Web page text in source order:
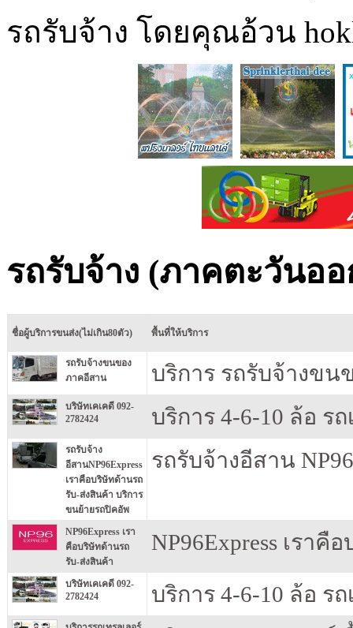
รถรับจ้าง โดยคุณอ้วน
รถรับจ้าง (ภาคตะวันออ
ชื่อผู้บริการขนส่ง(ไม่เกิน80ตัว) พื้นที่ให้บริการ
รถรับจ้างขนของ
ภาคอีสาน
บริการ รถรับจ้างขน
บริษัทเคเคดี 092-
2782424
บริการ 4-6-10 ล้อ ร
รถรับจ้าง
อีสานNP96Express
เราคือบริษัทด้านรถ
รับ-ส่งสินค้า บริการ
ขนย้ายรถปิคอัพ
รถรับจ้างอีสาน
NP96Express เรา
คือบริษัทด้านรถ
รับ-ส่งสินค้า
NP96Express เรา
บริษัทเคเคดี 092-
2782424
บริการ 4-6-10 ล้อ ร